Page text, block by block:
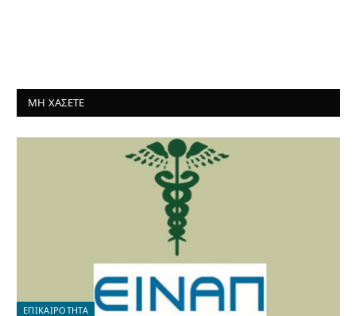
ΜΗ ΧΑΣΕΤΕ
ΕΠΙΚΑΙΡΟΤΗΤΑ